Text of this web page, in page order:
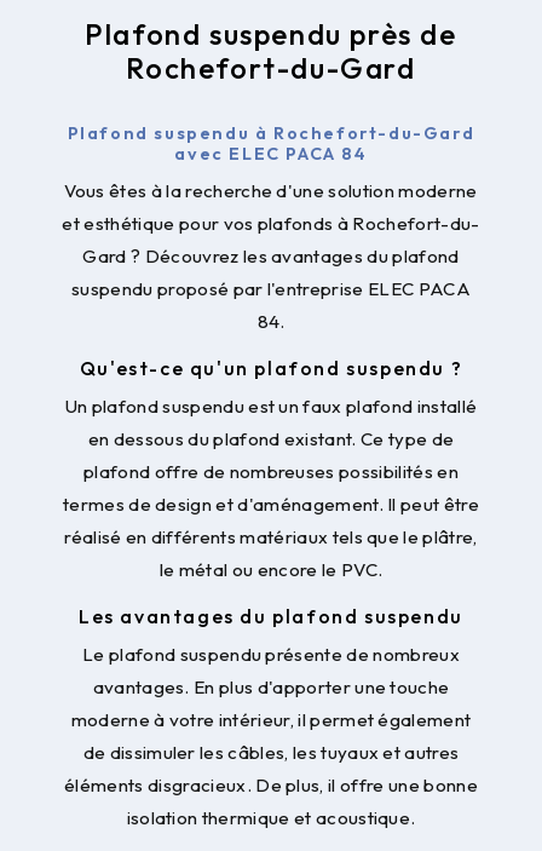
Plafond suspendu près de
Rochefort-du-Gard
Plafond suspendu à Rochefort-du-Gard
avec ELEC PACA 84
Vous êtes à la recherche d'une solution moderne
et esthétique pour vos plafonds à Rochefort-du-
Gard ? Découvrez les avantages du plafond
suspendu proposé par l'entreprise ELEC PACA
84.
Qu'est-ce qu'un plafond suspendu ?
Un plafond suspendu est un faux plafond installé
en dessous du plafond existant. Ce type de
plafond offre de nombreuses possibilités en
termes de design et d'aménagement. Il peut être
réalisé en différents matériaux tels que le plâtre,
le métal ou encore le PVC.
Les avantages du plafond suspendu
Le plafond suspendu présente de nombreux
avantages. En plus d'apporter une touche
moderne à votre intérieur, il permet également
de dissimuler les câbles, les tuyaux et autres
éléments disgracieux. De plus, il offre une bonne
isolation thermique et acoustique.